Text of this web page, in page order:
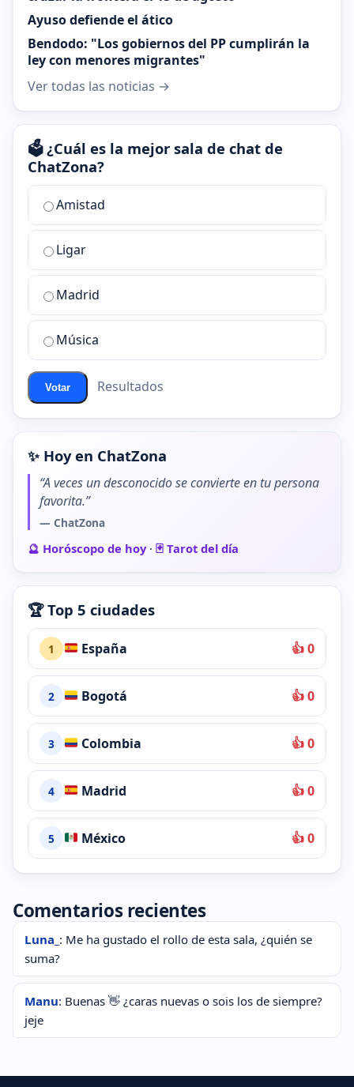
Ayuso defiende el ático
Bendodo: "Los gobiernos del PP cumplirán la
ley con menores migrantes"
Ver todas las noticias →
🗳️ ¿Cuál es la mejor sala de chat de
ChatZona?
¿Cuál
la
mejor
sala
chat
ChatZona?
Amistad
Ligar
Madrid
Música
Votar Resultados
✨ Hoy en ChatZona
“A veces un desconocido se convierte en tu persona
favorita.”
— ChatZona
🔮 Horóscopo de hoy· 🃏 Tarot del día
🏆 Top 5 ciudades
1 España 👍 0
2 Bogotá 👍 0
3 Colombia 👍 0
4 Madrid 👍 0
5 México 👍 0
Comentarios recientes
Luna_ : Me ha gustado el rollo de esta sala, ¿quién se
suma?
Manu: Buenas 👋 ¿caras nuevas o sois los de siempre?
jeje